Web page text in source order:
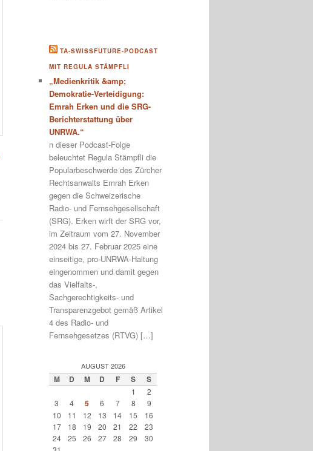
TA-SWISSFUTURE-PODCAST
MIT REGULA STÄMPFLI
„Medienkritik &amp;
Demokratie-Verteidigung:
Emrah Erken und die SRG-
Berichterstattung über
UNRWA.“
n dieser Podcast-Folge
beleuchtet Regula Stämpfli die
Popularbeschwerde des Zürcher
Rechtsanwalts Emrah Erken
gegen die Schweizerische
Radio- und Fernsehgesellschaft
(SRG). Erken wirft der SRG vor,
im Zeitraum vom 27. November
2024 bis 27. Februar 2025 eine
einseitige, pro-UNRWA-Haltung
eingenommen und damit gegen
das Vielfalts-,
Sachgerechtigkeits- und
Transparenzgebot gemäß Artikel
4 des Radio- und
Fernsehgesetzes (RTVG) […]
AUGUST 2026
M D M D F S S
1
2
3
4 5 6 7 8
9
10
11 12 13 14 15
16
17
18 19 20 21 22
23
24
25 26 27 28 29
30